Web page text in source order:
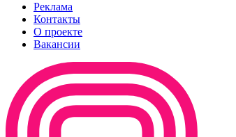
Реклама
Контакты
О проекте
Вакансии